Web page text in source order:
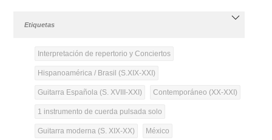
Etiquetas
Interpretación de repertorio y Conciertos
Hispanoamérica / Brasil (S.XIX-XXI)
Guitarra Española (S. XVIII-XXI) Contemporáneo (XX-XXI)
1 instrumento de cuerda pulsada solo
Guitarra moderna (S. XIX-XX) México